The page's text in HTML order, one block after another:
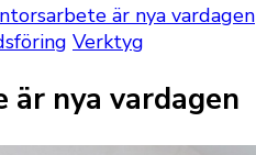
är nya vardagen
Verktyg
nya vardagen